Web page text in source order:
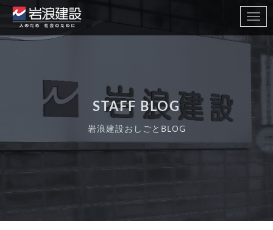
STAFF BLOG
岩浪建設おしごとBLOG